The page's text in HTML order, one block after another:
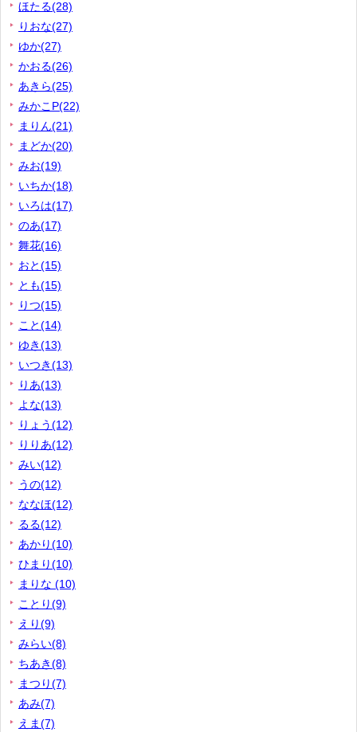
ほたる(28)
りおな(27)
ゆか(27)
かおる(26)
あきら(25)
みかこP(22)
まりん(21)
まどか(20)
みお(19)
いちか(18)
いろは(17)
のあ(17)
舞花(16)
おと(15)
とも(15)
りつ(15)
こと(14)
ゆき(13)
いつき(13)
りあ(13)
よな(13)
りょう(12)
りりあ(12)
みい(12)
うの(12)
ななほ(12)
るる(12)
あかり(10)
ひまり(10)
まりな (10)
ことり(9)
えり(9)
みらい(8)
ちあき(8)
まつり(7)
あみ(7)
えま(7)